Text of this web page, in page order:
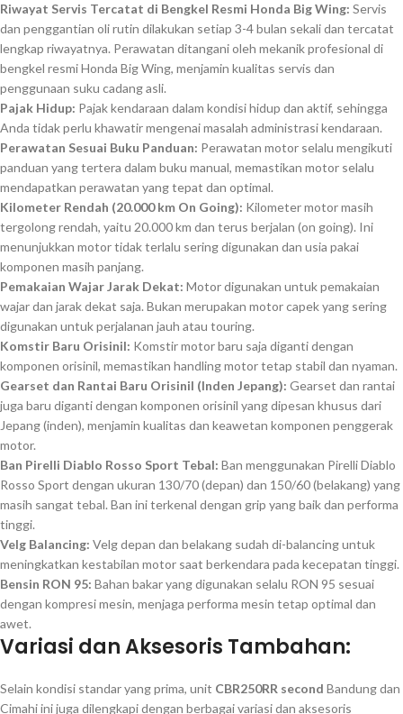
Riwayat Servis Tercatat di Bengkel Resmi Honda Big Wing: Servis
dan penggantian oli rutin dilakukan setiap 3-4 bulan sekali dan tercatat
lengkap riwayatnya. Perawatan ditangani oleh mekanik profesional di
bengkel resmi Honda Big Wing, menjamin kualitas servis dan
penggunaan suku cadang asli.
Pajak Hidup: Pajak kendaraan dalam kondisi hidup dan aktif, sehingga
Anda tidak perlu khawatir mengenai masalah administrasi kendaraan.
Perawatan Sesuai Buku Panduan: Perawatan motor selalu mengikuti
panduan yang tertera dalam buku manual, memastikan motor selalu
mendapatkan perawatan yang tepat dan optimal.
Kilometer Rendah (20.000 km On Going): Kilometer motor masih
tergolong rendah, yaitu 20.000 km dan terus berjalan (on going). Ini
menunjukkan motor tidak terlalu sering digunakan dan usia pakai
komponen masih panjang.
Pemakaian Wajar Jarak Dekat: Motor digunakan untuk pemakaian
wajar dan jarak dekat saja. Bukan merupakan motor capek yang sering
digunakan untuk perjalanan jauh atau touring.
Komstir Baru Orisinil: Komstir motor baru saja diganti dengan
komponen orisinil, memastikan handling motor tetap stabil dan nyaman.
Gearset dan Rantai Baru Orisinil (Inden Jepang): Gearset dan rantai
juga baru diganti dengan komponen orisinil yang dipesan khusus dari
Jepang (inden), menjamin kualitas dan keawetan komponen penggerak
motor.
Ban Pirelli Diablo Rosso Sport Tebal: Ban menggunakan Pirelli Diablo
Rosso Sport dengan ukuran 130/70 (depan) dan 150/60 (belakang) yang
masih sangat tebal. Ban ini terkenal dengan grip yang baik dan performa
tinggi.
Velg Balancing: Velg depan dan belakang sudah di-balancing untuk
meningkatkan kestabilan motor saat berkendara pada kecepatan tinggi.
Bensin RON 95: Bahan bakar yang digunakan selalu RON 95 sesuai
dengan kompresi mesin, menjaga performa mesin tetap optimal dan
awet.
Variasi dan Aksesoris Tambahan:
Selain kondisi standar yang prima, unit CBR250RR second Bandung dan
Cimahi ini juga dilengkapi dengan berbagai variasi dan aksesoris